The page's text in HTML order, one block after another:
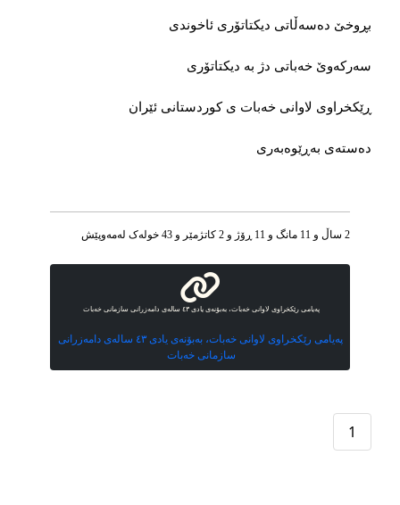
بڕوخێ دەسەڵاتی دیکتاتۆری ئاخوندی
سەرکەوێ خەباتی دژ بە دیکتاتۆری
ڕێکخراوی لاوانی خەبات ی کوردستانی ئێران
دەستەی بەڕێوەبەری
2 ساڵ و 11 مانگ و 11 ڕۆژ و 2 کاتژمێر و 43 خوله‌ک له‌مه‌وپێش‌
پەیامی رێکخراوی لاوانی خەبات، بەبۆنەی یادی ٤٣ سالەی دامەزرانی سازمانی خەبات
پەیامی رێکخراوی لاوانی خەبات، بەبۆنەی یادی ٤٣ سالەی دامەزرانی
سازمانی خەبات
1